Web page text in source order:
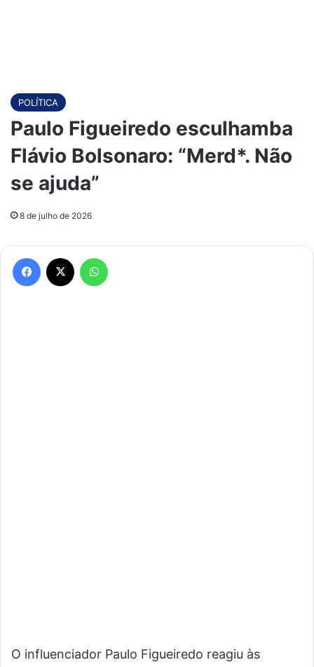
POLÍTICA
Paulo Figueiredo esculhamba
Flávio Bolsonaro: “Merd*. Não
se ajuda”
8 de julho de 2026
Facebook
O influenciador Paulo Figueiredo reagiu às